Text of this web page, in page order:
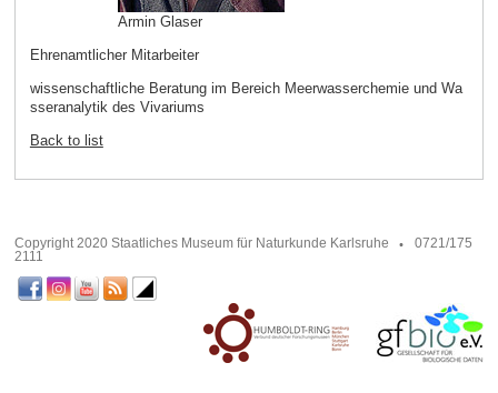
Armin Glaser
Ehrenamtlicher Mitarbeiter
wissenschaftliche Beratung im Bereich Meerwasserchemie und Wa
sseranalytik des Vivariums
Back to list
Copyright 2020 Staatliches Museum für Naturkunde Karlsruhe
0721/175
2111